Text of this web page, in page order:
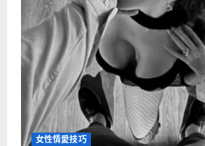
女性情愛技巧